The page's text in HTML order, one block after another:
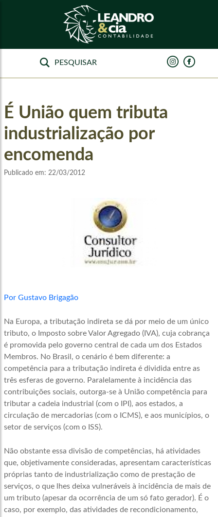
É União quem tributa
industrialização por
encomenda
Publicado em: 22/03/2012
Por Gustavo Brigagão
Na Europa, a tributação indireta se dá por meio de um único
tributo, o Imposto sobre Valor Agregado (IVA), cuja cobrança
é promovida pelo governo central de cada um dos Estados
Membros. No Brasil, o cenário é bem diferente: a
competência para a tributação indireta é dividida entre as
três esferas de governo. Paralelamente à incidência das
contribuições sociais, outorga-se à União competência para
tributar a cadeia industrial (com o IPI), aos estados, a
circulação de mercadorias (com o ICMS), e aos municípios, o
setor de serviços (com o ISS).
Não obstante essa divisão de competências, há atividades
que, objetivamente consideradas, apresentam características
próprias tanto de industrialização como de prestação de
serviços, o que lhes deixa vulneráveis à incidência de mais de
um tributo (apesar da ocorrência de um só fato gerador). É o
caso, por exemplo, das atividades de recondicionamento,